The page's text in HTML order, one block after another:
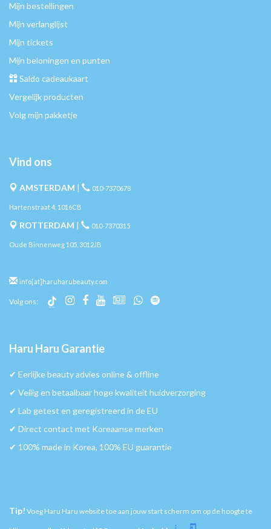
Mijn bestellingen
Mijn verlanglijst
Mijn tickets
Mijn beloningen en punten
Saldo cadeaukaart
Vergelijk producten
Volg mijn pakketje
Vind ons
AMSTERDAM | 010-7370678
Hartenstraat 4, 1016CB
ROTTERDAM | 010-7370315
Oude Binnenweg 105, 3012JB
info[at]haruharubeauty.com
Volg ons:
Haru Haru Garantie
✔︎ Eerlijke beauty advies online & offline
✔︎ Veilig en betaalbaar hoge kwaliteit huidverzorging
✔︎ Lab getest en geregistreerd in de EU
✔︎ Direct contact met Koreaanse merken
✔︎ 100% made in Korea, 100% EU guarantie
Tip! Voeg Haru Haru website toe aan jouw start scherm om op de hoogte te